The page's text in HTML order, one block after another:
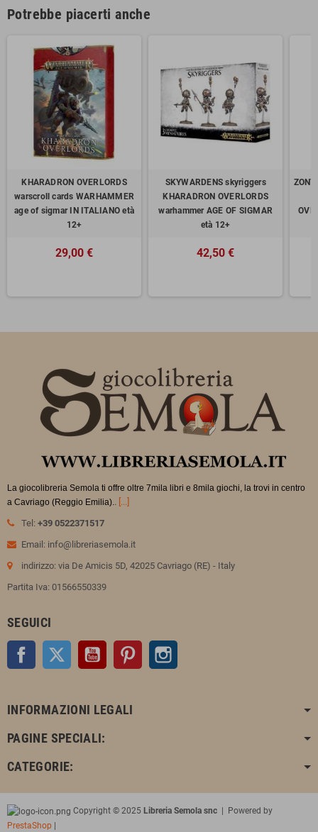
Potrebbe piacerti anche
KHARADRON OVERLORDS
warscroll cards WARHAMMER
age of sigmar IN ITALIANO età
12+
29,00 €
SKYWARDENS skyriggers
KHARADRON OVERLORDS
warhammer AGE OF SIGMAR
età 12+
42,50 €
La giocolibreria Semola ti offre oltre 7mila libri e 8mila giochi, la trovi in centro
a Cavriago (Reggio Emilia).. [...]
Tel: +39 0522371517
Email: info@libreriasemola.it
indirizzo: via De Amicis 5D, 42025 Cavriago (RE) - Italy
Partita Iva: 01566550339
SEGUICI
Facebook Twitter YouTube Pinterest
INFORMAZIONI LEGALI
PAGINE SPECIALI:
CATEGORIE:
Copyright © 2025 Libreria Semola snc | Powered by
PrestaShop |